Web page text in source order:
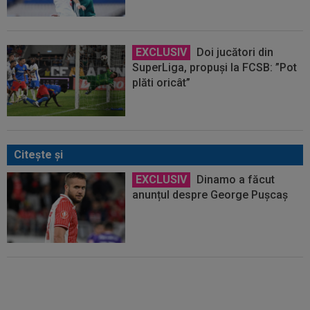
EXCLUSIV
Doi jucători din
SuperLiga, propuși la FCSB: ”Pot
plăti oricât”
Citeşte şi
EXCLUSIV
Dinamo a făcut
anunțul despre George Pușcaș